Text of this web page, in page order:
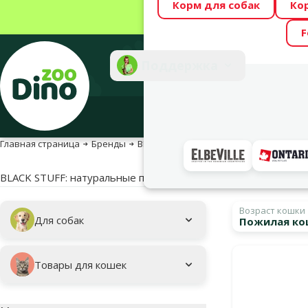
Весь месяц
Фотоконкурс
Корм для собак
Главная страница Бренды BLACK STUFF пишевая добавка для
BLACK STUFF: натуральные продукты из сосновой коры и
Подкатегория
Для собак
Товары для кошек
Выбранные
Возраст кошки
Пожилая